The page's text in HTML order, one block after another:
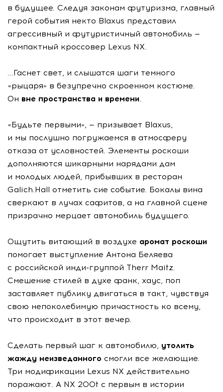
в будущее. Следуя законам футуризма, главный
герой события некто Blaxus представил
агрессивный и футуристичный автомобиль —
компактный кроссовер Lexus NX.
...Гаснет свет, и слышатся шаги темного
«рыцаря» в безупречно скроенном костюме.
Он вне пространства и времени.
«Будьте первыми», — призывает Blaxus,
и мы послушно погружаемся в атмосферу
отказа от условностей. Элементы роскоши
дополняются шикарными нарядами дам
и молодых людей, прибывших в ресторан
Galich.Hall отметить сие событие. Бокалы вина
сверкают в лучах сафитов, а на главной сцене
призрачно мерцает автомобиль будущего.
Ощутить витающий в воздухе аромат роскоши
помогает выступление Антона Беляева
с российской инди-группой Therr Maitz.
Смешение стилей в духе фанк, хаус, поп
заставляет публику двигаться в такт, чувствуя
свою непоколебимую причастность ко всему,
что происходит в этот вечер.
Сделать первый шаг к автомобилю, утолить
жажду неизведанного смогли все желающие.
Три модификации Lexus NX действительно
поражают. А NX 200t с первым в истории